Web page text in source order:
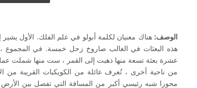
الوصف: هناك معنيان لكلمة أبولو في علم الفلك. الأول
عشرة بعثة تسعة منها ذهبت إلى القمر ، ست منها شملت
من ناحية أخرى ، تُعرف عائلة من الكويكبات القريبة من